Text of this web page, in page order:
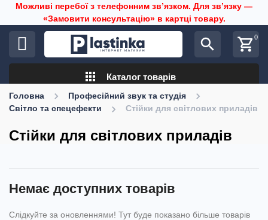
Можливі перебої з телефонним звʼязком. Для звʼязку —
«Замовити консультацію» в картці товару.
search shopping_cart0
apps Каталог товарів
Головна
Професійний звук та студія
Світло та спецефекти
Стійки для світлових приладів
Стійки для світлових приладів
Немає доступних товарів
Слідкуйте за оновленнями! Тут буде показано більше товарів